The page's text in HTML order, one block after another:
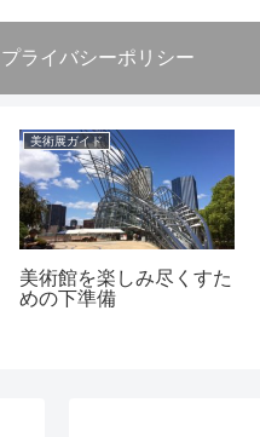
プライバシーポリシー
美術展ガイド
美術館を楽しみ尽くすた
めの下準備